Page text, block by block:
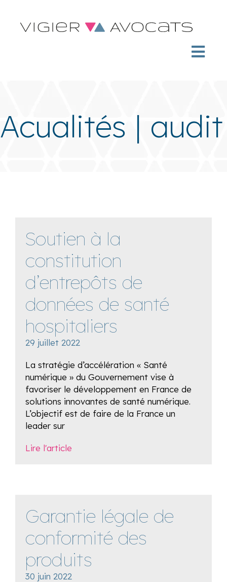
Acualités | audit
Soutien à la
constitution
d’entrepôts de
données de santé
hospitaliers
29 juillet 2022
La stratégie d’accélération « Santé
numérique » du Gouvernement vise à
favoriser le développement en France de
solutions innovantes de santé numérique.
L’objectif est de faire de la France un
leader sur
Lire l'article
Garantie légale de
conformité des
produits
30 juin 2022